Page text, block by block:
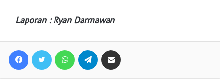
Laporan : Ryan Darmawan
Facebook Twitter WhatsApp Telegram